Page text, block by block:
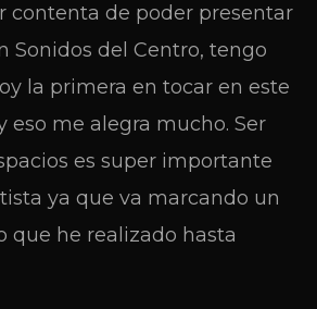
contenta de poder presentar
Sonidos del Centro, tengo
la primera en tocar en este
eso me alegra mucho. Ser
es super importante
ya que va marcando un
que he realizado hasta